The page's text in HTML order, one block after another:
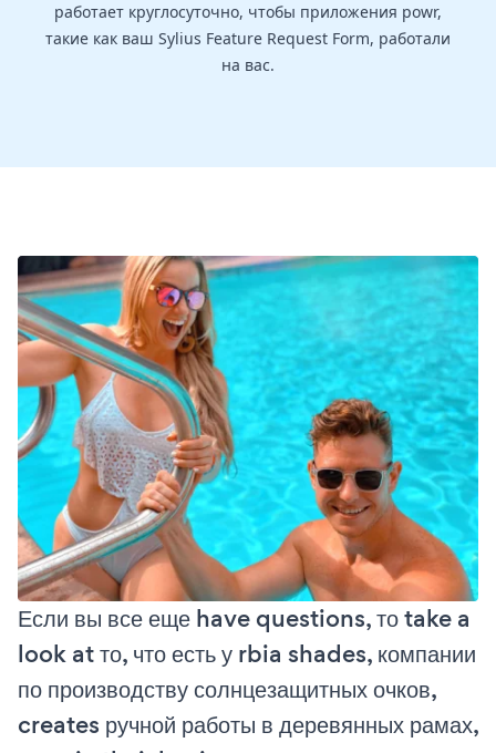
работает круглосуточно, чтобы приложения powr,
такие как ваш Sylius Feature Request Form, работали
на вас.
Если вы все еще have questions, то take a
look at то, что есть у rbia shades, компании
по производству солнцезащитных очков,
creates ручной работы в деревянных рамах,